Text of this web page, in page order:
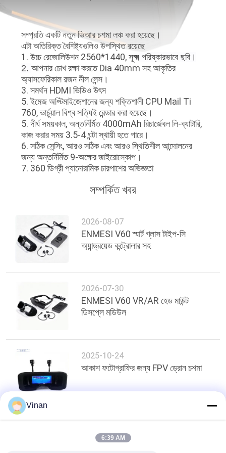
নিয়ন্ত্রণ
মামলা
উদ্ধৃতির
জন্য
আবেদন
SHOPPING
সাইটম্যাপ
গোপনীয়তা
নীতি
সম্প্রতি একটি নতুন ভিআর চশমা লঞ্চ করা হয়েছে।
এটা অতিরিক্ত বৈশিষ্ট্যগুলিও উপস্থিত রয়েছে
1. উচ্চ রেজোলিউশন 2560*1440, সূক্ষ্ম পরিষ্কারভাবে ছবি।
2. আপনার চোখ রক্ষা করতে Dia 40mm সহ আকৃতির
অ্যাসফেরিকাল রজন নীল লেন্স।
3. সমর্থন HDMI ভিডিও উৎস
5. ইমেজ অপ্টিমাইজেশানের জন্য শক্তিশালী CPU Mail Ti
760, ভার্চুয়াল বিশ্ব সত্যিই রেন্ডার করা হয়েছে।
5. দীর্ঘ সময়কাল, অন্তর্নির্মিত 4000mAh রিচার্জেবল লি-ব্যাটারি,
কাজ করার সময় 3.5-4 ঘন্টা স্থায়ী হতে পারে।
6. সঠিক সেন্সিং, আরও সঠিক এবং আরও স্থিতিশীল আন্দোলনের
জন্য অন্তর্নির্মিত 9-অক্ষের জাইরোস্কোপ।
7. 360 ডিগ্রী প্যানোরামিক চারপাশের অভিজ্ঞতা
সম্পর্কিত খবর
2026-08-07
ENMESI V60 স্মার্ট গ্লাস টাইপ-সি
অ্যান্ড্রয়েড কন্ট্রোলার সহ
2026-07-30
ENMESI V60 VR/AR হেড মাউন্ট
ডিসপ্লে মডিউল
2025-10-24
আকাশ ফটোগ্রাফির জন্য FPV ড্রোন চশমা
শীর্ষ
Vinan
6:39 AM